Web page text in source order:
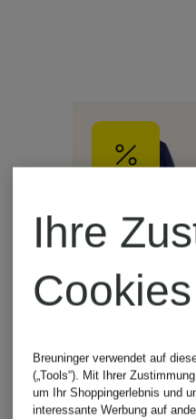
POLO
Ihre
Cookies
Breuninger verwendet auf
(„Tools“). Mit Ihrer
um Ihr Shoppingerlebnis und
interessante Werbung auf